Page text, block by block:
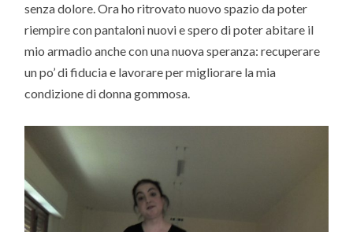
senza dolore. Ora ho ritrovato nuovo spazio da poter
riempire con pantaloni nuovi e spero di poter abitare il
mio armadio anche con una nuova speranza: recuperare
un po’ di fiducia e lavorare per migliorare la mia
condizione di donna gommosa.